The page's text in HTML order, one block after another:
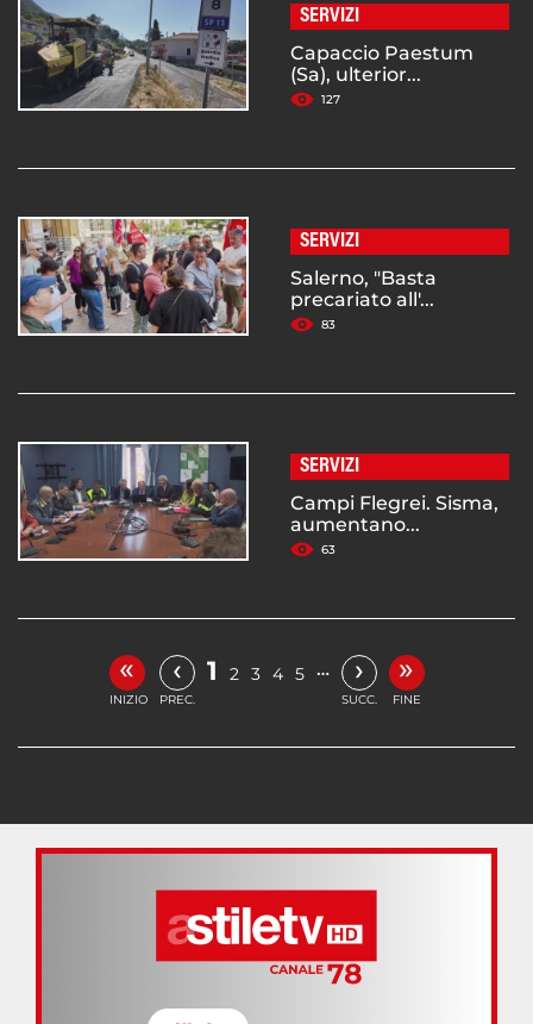
SERVIZI
Capaccio Paestum
(Sa), ulterior...
127
SERVIZI
Salerno, "Basta
precariato all'...
83
SERVIZI
Campi Flegrei. Sisma,
aumentano...
63
«
INIZIO
‹
PREC.
1 2 3 4 5 … ›
SUCC.
»
FINE